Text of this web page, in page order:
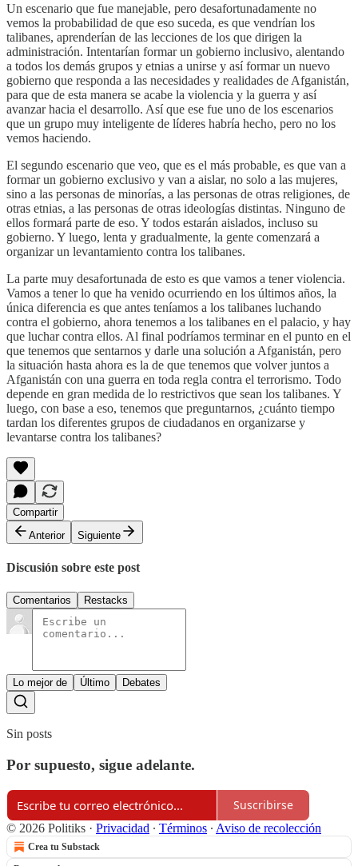
Un escenario que fue manejable, pero desafortunadamente no
vemos la probabilidad de que eso suceda, es que vendrían los
talibanes, aprenderían de las lecciones de los que dirigen la
administración. Intentarían formar un gobierno inclusivo, alentando
a todos los demás grupos y etnias a unirse y así formar un nuevo
gobierno que responda a las necesidades y realidades de Afganistán,
para que de esta manera se acabe la violencia y la guerra y así
avanzar hacia el desarrollo. Así que ese fue uno de los escenarios
que un grupo muy inteligente de líderes habría hecho, pero no los
vemos haciendo.
El segundo escenario que veo, que es el más probable, es que van a
formar un gobierno exclusivo y van a aislar, no solo a las mujeres,
sino a las personas de minorías, a las personas de otras religiones, de
otras etnias, a las personas de otras ideologías distintas. Ninguno de
ellos formará parte de eso. Y todos estarán aislados, incluso su
gobierno. Y luego, lenta y gradualmente, la gente comenzará a
organizar un levantamiento contra los talibanes.
La parte muy desafortunada de esto es que vamos a tener violencia.
Vamos a tener lo que ha venido ocurriendo en los últimos años, la
única diferencia es que antes teníamos a los talibanes luchando
contra el gobierno, ahora tenemos a los talibanes en el palacio, y hay
que luchar contra ellos. Al final podríamos terminar en el punto en el
que tenemos que sentarnos y darle una solución a Afganistán, pero
la situación hasta ahora es la de que tenemos que volver juntos a
Afganistán con una guerra en toda regla contra el terrorismo. Todo
depende en gran medida de lo restrictivos que sean los talibanes. Y
luego, con base a eso, tenemos que preguntarnos, ¿cuánto tiempo
tardan los diferentes grupos de ciudadanos en organizarse y
levantarse contra los talibanes?
Compartir
Anterior
Siguiente
Discusión sobre este post
Comentarios Restacks
Lo mejor de Último Debates
Sin posts
Por supuesto, sigue adelante.
Suscribirse
© 2026 Politiks · Privacidad ∙ Términos ∙ Aviso de recolección
Crea tu Substack